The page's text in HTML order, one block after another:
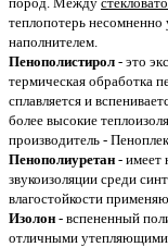
теплопотерь
наполнителем.
Пенополистирол - это
термическая обработка
сплавляется и
более высокие
производитель -
Пенополиуретан - имеет
звукоизоляции среди
влагостойкости
Изолон - вспененный
отличными утепляющими